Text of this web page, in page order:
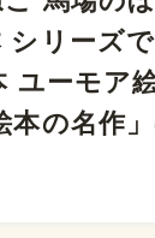
シリーズ
ユーモア
本の名作